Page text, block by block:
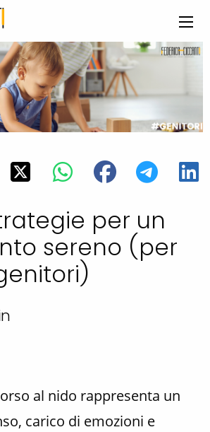
per un
sereno (per
al nido rappresenta un
carico di emozioni e